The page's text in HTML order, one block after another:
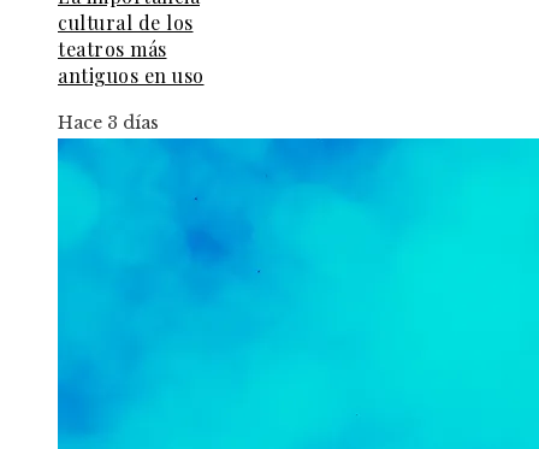
cultural de los
teatros más
antiguos en uso
Hace 3 días